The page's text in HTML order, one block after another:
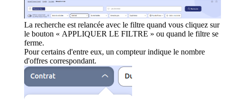
La recherche est relancée avec le filtre quand vous cliquez sur
le bouton « APPLIQUER LE FILTRE » ou quand le filtre se
ferme.
Pour certains d'entre eux, un compteur indique le nombre
d'offres correspondant.